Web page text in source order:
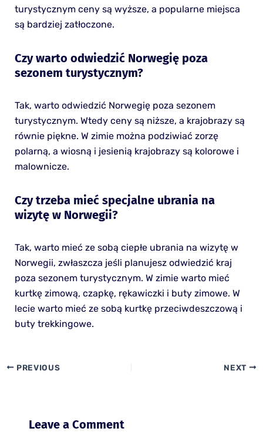
turystycznym ceny są wyższe, a popularne miejsca
są bardziej zatłoczone.
Czy warto odwiedzić Norwegię poza
sezonem turystycznym?
Tak, warto odwiedzić Norwegię poza sezonem
turystycznym. Wtedy ceny są niższe, a krajobrazy są
równie piękne. W zimie można podziwiać zorzę
polarną, a wiosną i jesienią krajobrazy są kolorowe i
malownicze.
Czy trzeba mieć specjalne ubrania na
wizytę w Norwegii?
Tak, warto mieć ze sobą ciepłe ubrania na wizytę w
Norwegii, zwłaszcza jeśli planujesz odwiedzić kraj
poza sezonem turystycznym. W zimie warto mieć
kurtkę zimową, czapkę, rękawiczki i buty zimowe. W
lecie warto mieć ze sobą kurtkę przeciwdeszczową i
buty trekkingowe.
PREVIOUS NEXT
Leave a Comment